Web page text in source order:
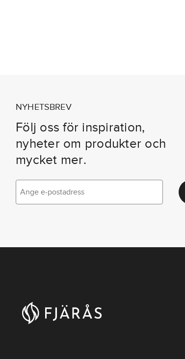
NYHETSBREV
Följ oss för inspiration,
nyheter om produkter och
mycket mer.